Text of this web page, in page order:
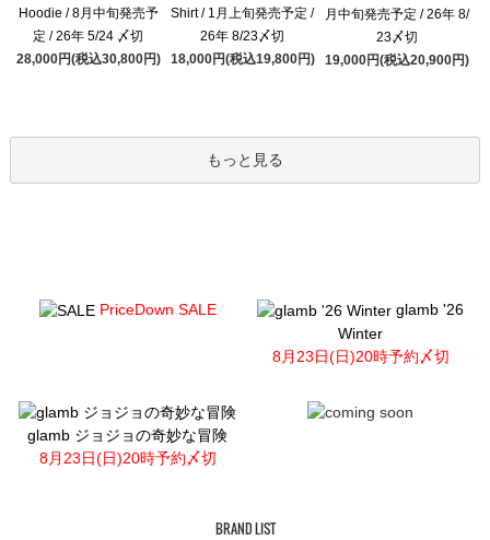
Hoodie / 8月中旬発売予
定 / 26年 5/24 〆切
28,000円(税込30,800円)
Shirt / 1月上旬発売予定 /
26年 8/23〆切
18,000円(税込19,800円)
月中旬発売予定 / 26年 8/
23〆切
19,000円(税込20,900円)
もっと見る
PriceDown SALE
glamb '26
Winter
8月23日(日)20時予約〆切
glamb ジョジョの奇妙な冒険
8月23日(日)20時予約〆切
BRAND LIST